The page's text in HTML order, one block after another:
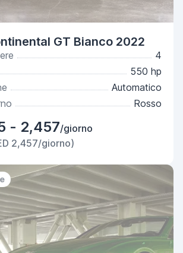
GT Bianco 2022
4
550 hp
Automatico
Rosso
- 2,457/giorno
2,457/giorno)